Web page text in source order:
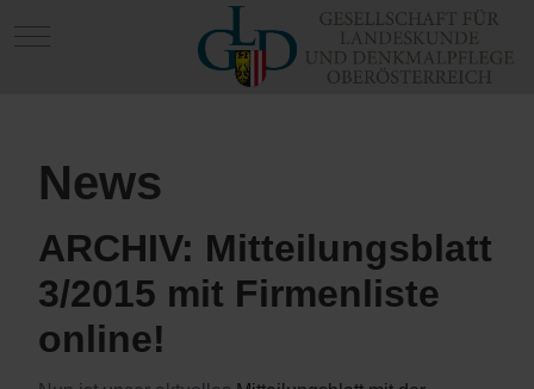
Mobile Menu Toggle
News
ARCHIV: Mitteilungsblatt
3/2015 mit Firmenliste
online!